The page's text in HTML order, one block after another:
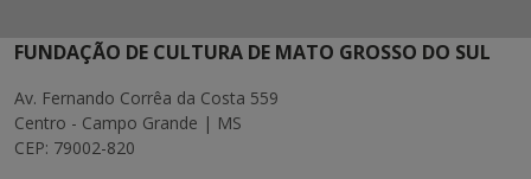
FUNDAÇÃO DE CULTURA DE MATO GROSSO DO SUL
Av. Fernando Corrêa da Costa 559
Centro - Campo Grande | MS
CEP: 79002-820